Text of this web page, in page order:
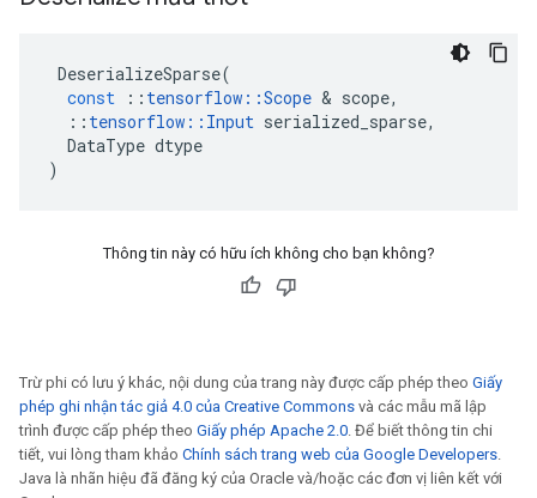
DeserializeSparse(
const
:: tensorflow ::Scope & scope,
:: tensorflow :: Input serialized_sparse,
DataType dtype
)
Thông tin này có hữu ích không cho bạn không?
Trừ phi có lưu ý khác, nội dung của trang này được cấp phép theo Giấy
phép ghi nhận tác giả 4.0 của Creative Commons và các mẫu mã lập
trình được cấp phép theo Giấy phép Apache 2.0. Để biết thông tin chi
tiết, vui lòng tham khảo Chính sách trang web của Google Developers.
Java là nhãn hiệu đã đăng ký của Oracle và/hoặc các đơn vị liên kết với